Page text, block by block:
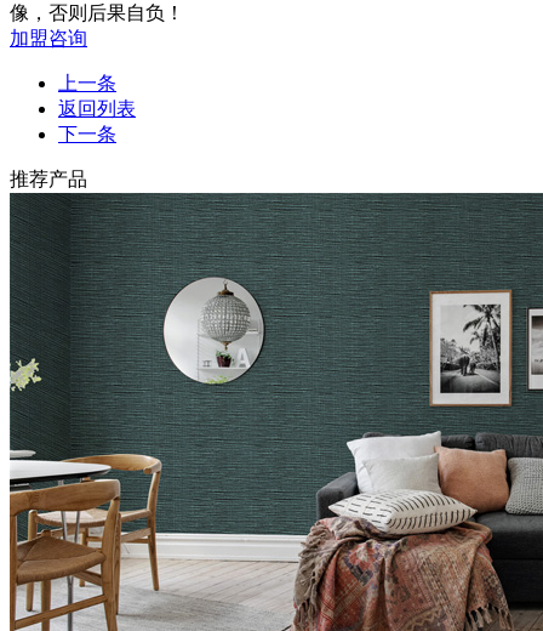
像，否则后果自负！
加盟咨询
上一条
返回列表
下一条
推荐产品